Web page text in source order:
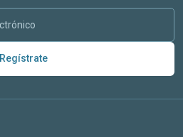
Regístrate